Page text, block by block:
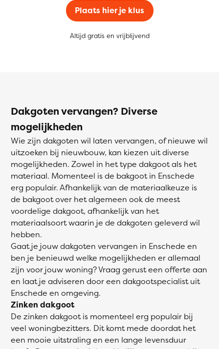
Plaats hier je klus
Altijd gratis en vrijblijvend
Dakgoten vervangen? Diverse
mogelijkheden
Wie zijn dakgoten wil laten vervangen, of nieuwe wil
uitzoeken bij nieuwbouw, kan kiezen uit diverse
mogelijkheden. Zowel in het type dakgoot als het
materiaal. Momenteel is de bakgoot in Enschede
erg populair. Afhankelijk van de materiaalkeuze is
de bakgoot over het algemeen ook de meest
voordelige dakgoot, afhankelijk van het
materiaalsoort waarin je de dakgoten geleverd wil
hebben.
Gaat je jouw dakgoten vervangen in Enschede en
ben je benieuwd welke mogelijkheden er allemaal
zijn voor jouw woning? Vraag gerust een offerte aan
en laat je adviseren door een dakgootspecialist uit
Enschede en omgeving.
Zinken dakgoot
De zinken dakgoot is momenteel erg populair bij
veel woningbezitters. Dit komt mede doordat het
een mooie uitstraling en een lange levensduur